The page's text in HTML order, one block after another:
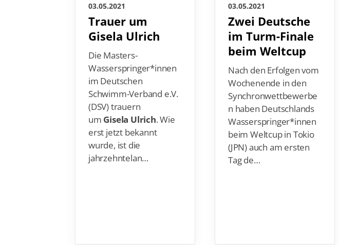
Trauer um
Gisela Ulrich
Die Masters-
Wasserspringer*innen
im Deutschen
Schwimm-Verband e.V.
(DSV) trauern
umGisela Ulrich
erst jetzt bekannt
wurde, ist die
jahrzehntelan…
Zwei Deutsche
im Turm-Finale
beim Weltcup
Nach den Erfolgen vom
Wochenende in den
Synchronwettbewerbe
n haben Deutschlands
Wasserspringer*innen
beim Weltcup in Tokio
(JPN) auch am ersten
Tag de…